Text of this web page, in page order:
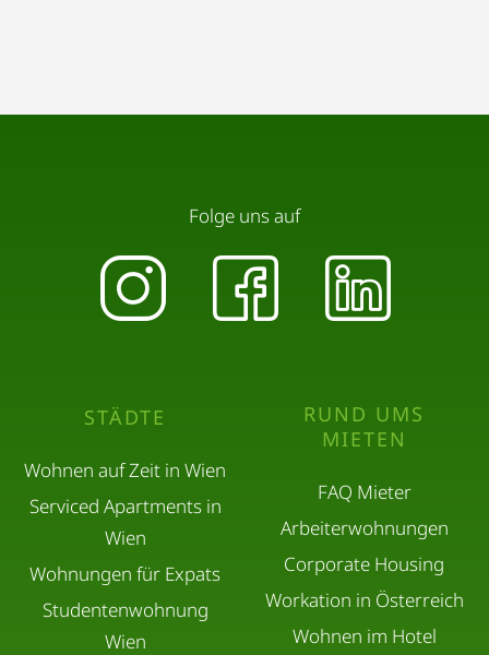
STÄDTE
Wohnen auf Zeit in Wien
Serviced Apartments in
Wien
Wohnungen für Expats
Studentenwohnung
Wien
RUND UMS
MIETEN
FAQ Mieter
Arbeiterwohnungen
Corporate Housing
Workation in Österreich
Wohnen im Hotel
Folge uns auf